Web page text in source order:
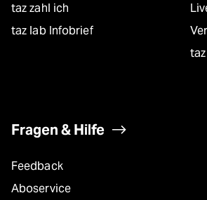
taz zahl ich
taz lab Infobrief
Fragen & Hilfe
Feedback
Aboservice